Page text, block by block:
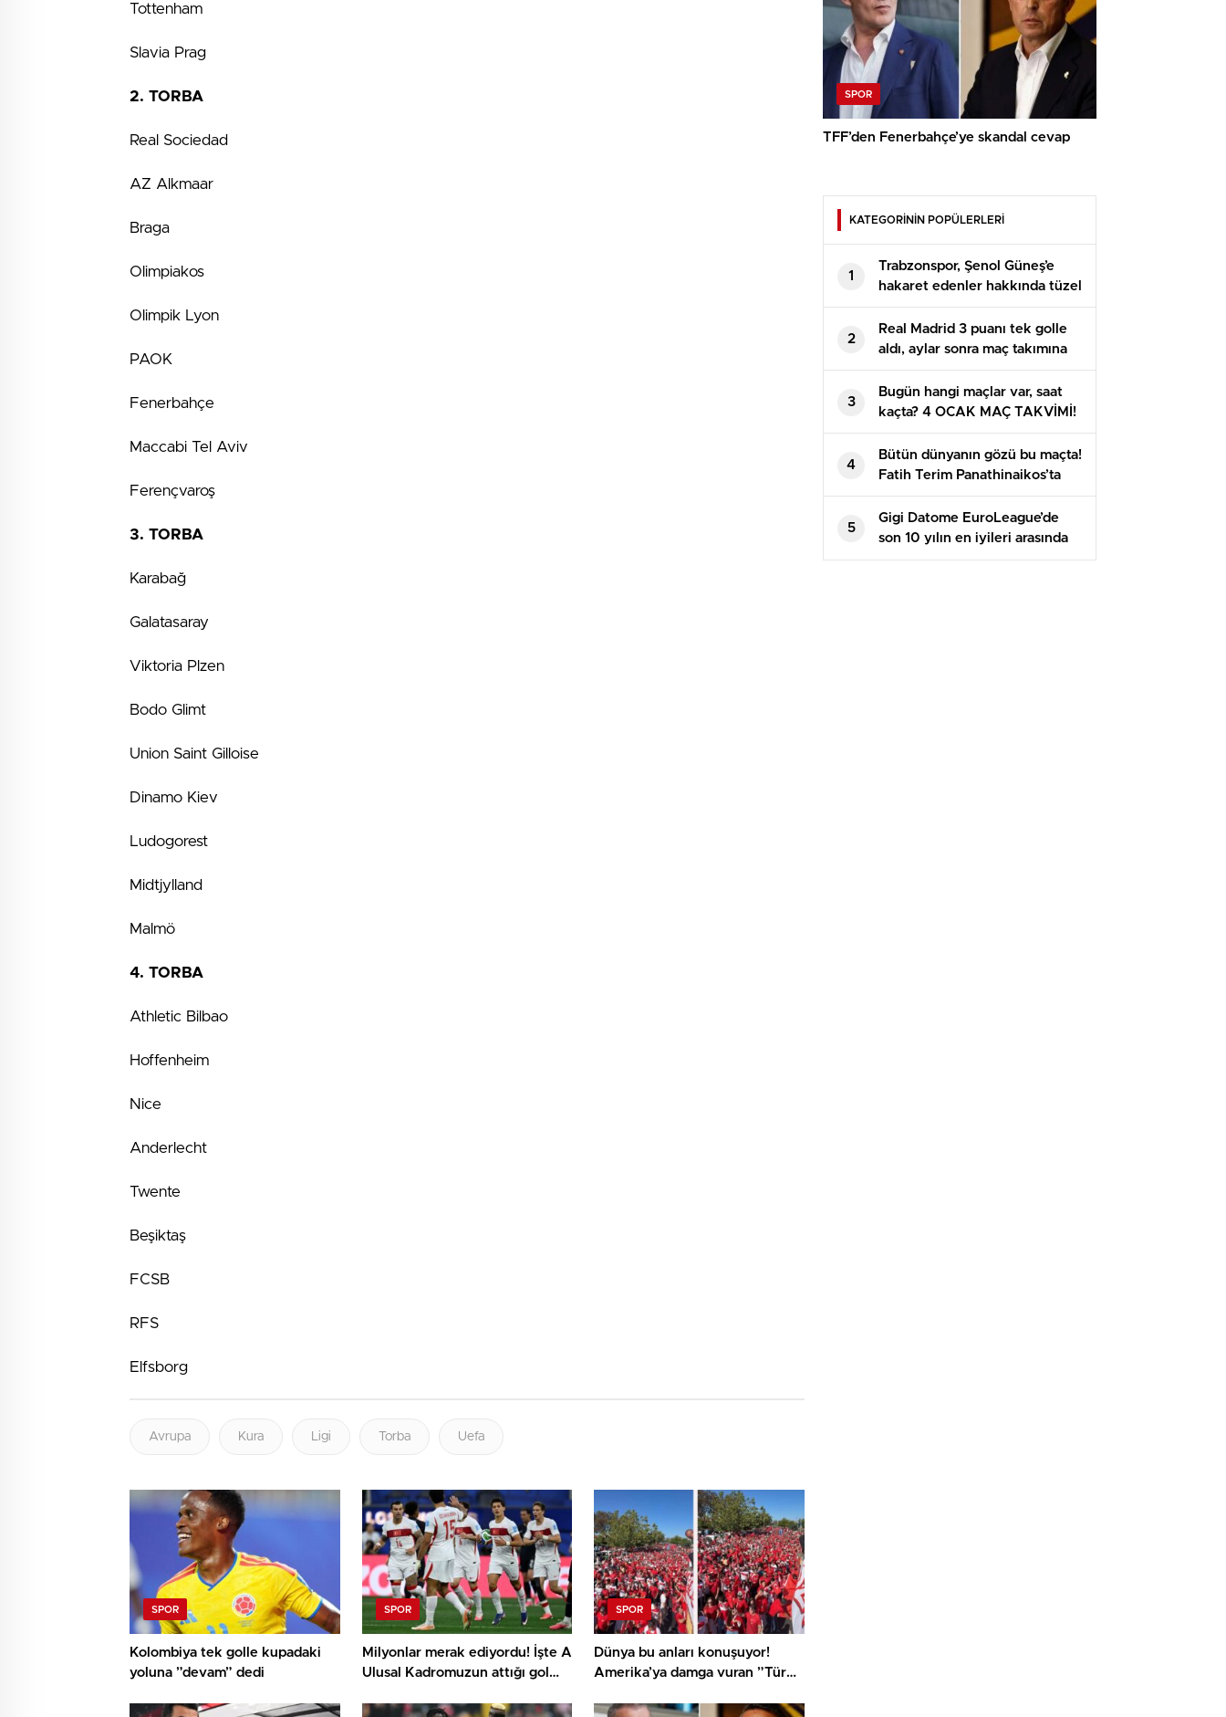
Tottenham
Slavia Prag
2. TORBA
Real Sociedad
AZ Alkmaar
Braga
Olimpiakos
Olimpik Lyon
PAOK
Fenerbahçe
Maccabi Tel Aviv
Ferençvaroş
3. TORBA
Karabağ
Galatasaray
Viktoria Plzen
Bodo Glimt
Union Saint Gilloise
Dinamo Kiev
Ludogorest
Midtjylland
Malmö
4. TORBA
Athletic Bilbao
Hoffenheim
Nice
Anderlecht
Twente
Beşiktaş
FCSB
RFS
Elfsborg
Avrupa Kura Ligi Torba Uefa
SPOR
Kolombiya tek golle kupadaki
yoluna ”devam” dedi
SPOR
Milyonlar merak ediyordu! İşte A
Ulusal Kadromuzun attığı gol
SPOR
Dünya bu anları konuşuyor!
Amerika’ya damga vuran ”Türk
SPOR
TFF’den Fenerbahçe’ye skandal cevap
KATEGORİNİN POPÜLERLERİ
1
Trabzonspor, Şenol Güneş’e
hakaret edenler hakkında tüzel
süreç başlattı
2
Real Madrid 3 puanı tek golle
aldı, aylar sonra maç takımına
giren Arda tekrar talih
bulamadı
3
Bugün hangi maçlar var, saat
kaçta? 4 OCAK MAÇ TAKVİMİ!
Bu akşam maç var mı?
4
Bütün dünyanın gözü bu maçta!
Fatih Terim Panathinaikos’ta
birinci imtihanına çıkıyor
5
Gigi Datome EuroLeague’de
son 10 yılın en iyileri arasında